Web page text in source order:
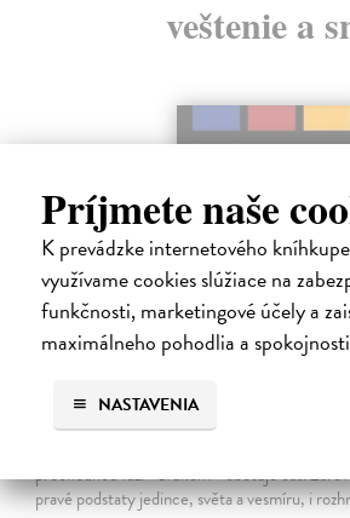
Príjmete naše
K prevádzke internetového
využívame cookies slúžiace na
funkčnosti, marketingové účely a
maximálneho pohodlia a
NASTAVENIA
veštenie a
Zrcadlo živého času
Noe Miroslav| Kniha
přechodnou fází - zvukem - obětuje čas.
pravé podstaty jedince, světa a vesmíru, i